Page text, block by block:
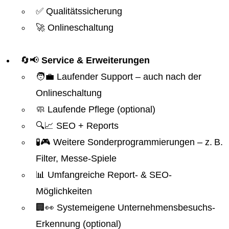
✅ Qualitätssicherung
🚀 Onlineschaltung
🔄📢 Service & Erweiterungen
🧑‍💼 Laufender Support – auch nach der
Onlineschaltung
🧼 Laufende Pflege (optional)
🔍📈 SEO + Reports
🧪🎮 Weitere Sonderprogrammierungen – z. B.
Filter, Messe-Spiele
📊 Umfangreiche Report- & SEO-
Möglichkeiten
🏢👀 Systemeigene Unternehmensbesuchs-
Erkennung (optional)